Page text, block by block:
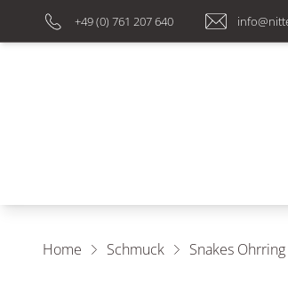
+49 (0) 761 207 640
Home Schmuck Snakes